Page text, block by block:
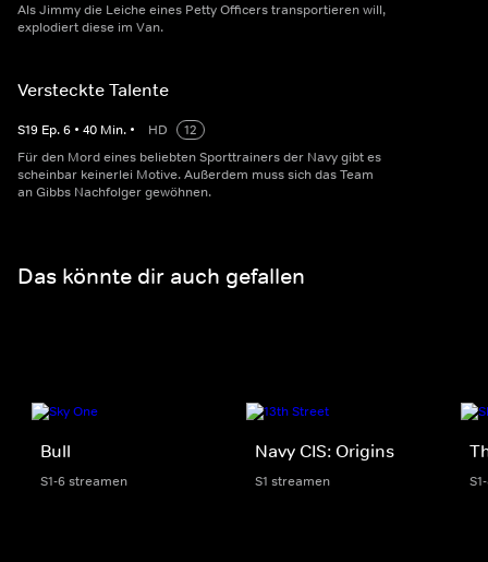
Als Jimmy die Leiche eines Petty Officers transportieren will,
explodiert diese im Van.
Versteckte Talente
S19 Ep.6 • 40 Min. • HD
12
Für den Mord eines beliebten Sporttrainers der Navy gibt es
scheinbar keinerlei Motive. Außerdem muss sich das Team
an Gibbs Nachfolger gewöhnen.
Das könnte dir auch gefallen
Bull
S1-6 streamen
Navy CIS: Origins
S1 streamen